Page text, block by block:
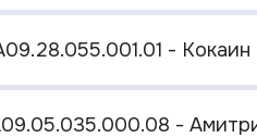
-
-